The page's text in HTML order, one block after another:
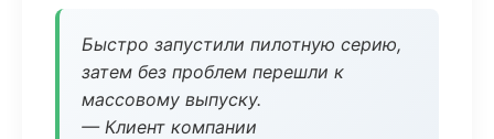
Быстро запустили пилотную серию,
затем без проблем перешли к
массовому выпуску.
— Клиент компании